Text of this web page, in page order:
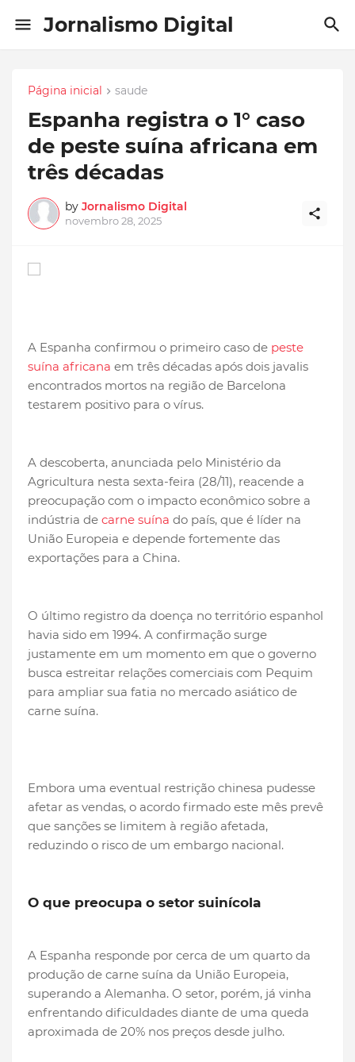
Jornalismo Digital
Página inicial saude
Espanha registra o 1° caso
de peste suína africana em
três décadas
by Jornalismo Digital
novembro 28, 2025
A Espanha confirmou o primeiro caso de peste
suína africana em três décadas após dois javalis
encontrados mortos na região de Barcelona
testarem positivo para o vírus.
A descoberta, anunciada pelo Ministério da
Agricultura nesta sexta-feira (28/11), reacende a
preocupação com o impacto econômico sobre a
indústria de carne suína do país, que é líder na
União Europeia e depende fortemente das
exportações para a China.
O último registro da doença no território espanhol
havia sido em 1994. A confirmação surge
justamente em um momento em que o governo
busca estreitar relações comerciais com Pequim
para ampliar sua fatia no mercado asiático de
carne suína.
Embora uma eventual restrição chinesa pudesse
afetar as vendas, o acordo firmado este mês prevê
que sanções se limitem à região afetada,
reduzindo o risco de um embargo nacional.
O que preocupa o setor suinícola
A Espanha responde por cerca de um quarto da
produção de carne suína da União Europeia,
superando a Alemanha. O setor, porém, já vinha
enfrentando dificuldades diante de uma queda
aproximada de 20% nos preços desde julho.